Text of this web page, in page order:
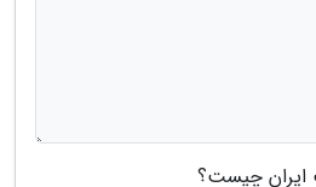
ایران چیست؟